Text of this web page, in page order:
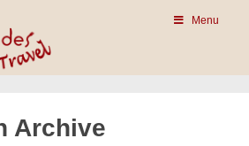
Menu
Archive